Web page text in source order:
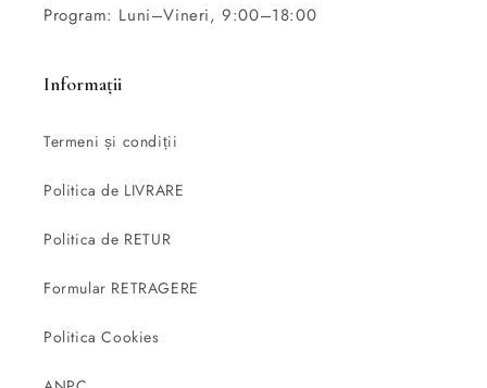
Program: Luni–Vineri, 9:00–18:00
Informații
Termeni și condiții
Politica de LIVRARE
Politica de RETUR
Formular RETRAGERE
Politica Cookies